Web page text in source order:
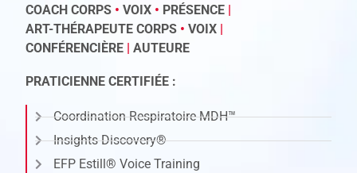
COACH CORPS •VOIX • PRÉSENCE
ART-THÉRAPEUTE CORPS •VOIX
CONFÉRENCIÈRE
AUTEURE
PRATICIENNE CERTIFIÉE :
Coordination Respiratoire MDH™
Insights Discovery®
EFP Estill® Voice Training